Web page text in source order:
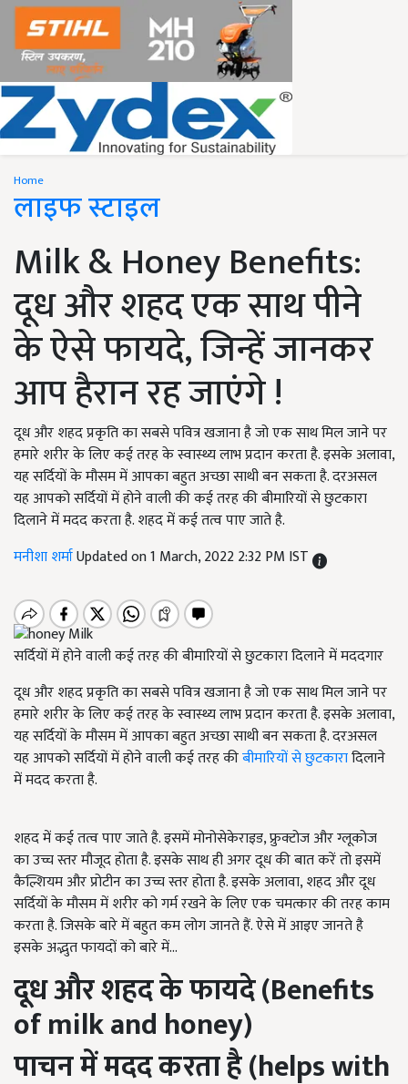
Home
लाइफ स्टाइल
Milk & Honey Benefits:
दूध और शहद एक साथ पीने
के ऐसे फायदे, जिन्हें जानकर
आप हैरान रह जाएंगे !
दूध और शहद प्रकृति का सबसे पवित्र खजाना है जो एक साथ मिल जाने पर
हमारे शरीर के लिए कई तरह के स्वास्थ्य लाभ प्रदान करता है. इसके अलावा,
यह सर्दियों के मौसम में आपका बहुत अच्छा साथी बन सकता है. दरअसल
यह आपको सर्दियों में होने वाली की कई तरह की बीमारियों से छुटकारा
दिलाने में मदद करता है. शहद में कई तत्व पाए जाते है.
मनीशा शर्माUpdated on 1 March, 2022 2:32 PM IST
सर्दियों में होने वाली कई तरह की बीमारियों से छुटकारा दिलाने में मददगार
दूध और शहद प्रकृति का सबसे पवित्र खजाना है जो एक साथ मिल जाने पर
हमारे शरीर के लिए कई तरह के स्वास्थ्य लाभ प्रदान करता है. इसके अलावा,
यह सर्दियों के मौसम में आपका बहुत अच्छा साथी बन सकता है. दरअसल
यह आपको सर्दियों में होने वाली कई तरह कीबीमारियों से छुटकारादिलाने
में मदद करता है.
शहद में कई तत्व पाए जाते है. इसमें मोनोसेकेराइड, फ्रुक्टोज और ग्लूकोज
का उच्च स्तर मौजूद होता है. इसके साथ ही अगर दूध की बात करें तो इसमें
कैल्शियम और प्रोटीन का उच्च स्तर होता है. इसके अलावा, शहद और दूध
सर्दियों के मौसम में शरीर को गर्म रखने के लिए एक चमत्कार की तरह काम
करता है. जिसके बारे में बहुत कम लोग जानते हैं. ऐसे में आइए जानते है
इसके अद्भुत फायदों को बारे में...
दूध और शहद के फायदे (Benefits
of milk and honey)
पाचन में मदद करता है (helps with